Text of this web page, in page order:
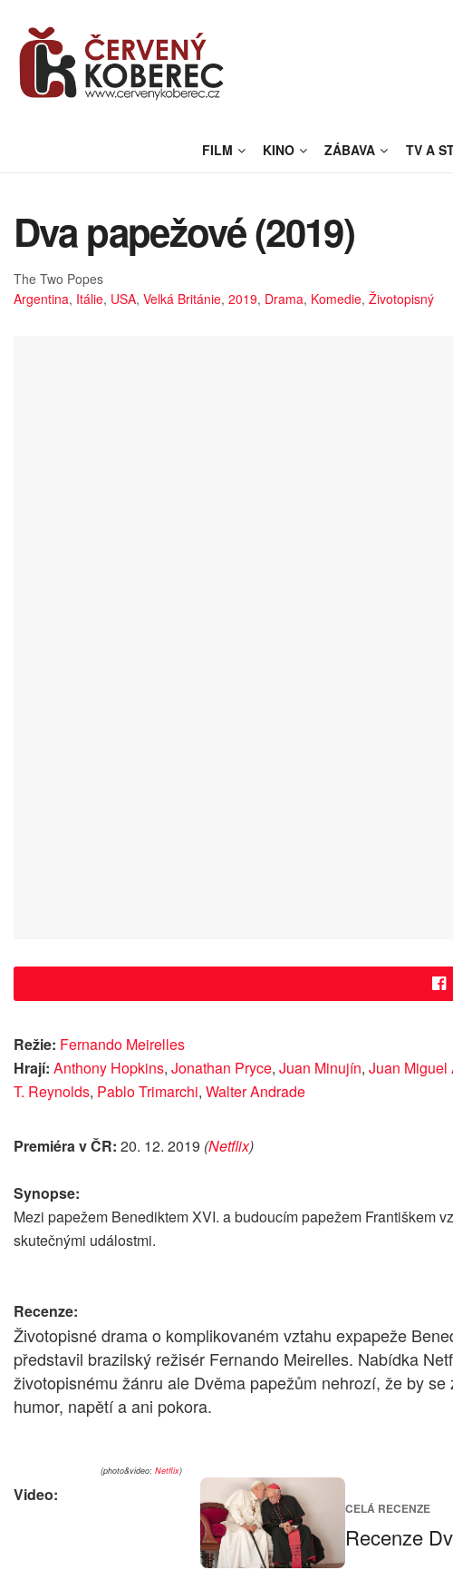
FILM KINO ZÁBAVA TV A
Dva papežové (2019)
The Two Popes
Argentina, Itálie, USA, Velká Británie, 2019, Drama, Komedie, Životopisný
Režie: Fernando Meirelles
Hrají: Anthony Hopkins, Jonathan Pryce, Juan Minujín, Juan Miguel
T. Reynolds, Pablo Trimarchi, Walter Andrade
Premiéra v ČR: 20. 12. 2019 (Netflix)
Synopse:
Mezi papežem Benediktem XVI. a budoucím papežem Františkem
skutečnými událostmi.
Recenze:
Životopisné drama o komplikovaném vztahu expapeže
představil brazilský režisér Fernando Meirelles. Nabídka
životopisnému žánru ale Dvěma papežům nehrozí, že by
humor, napětí a ani pokora.
CELÁ RECENZE
Recenze
(photo&video: Netflix)
Video: